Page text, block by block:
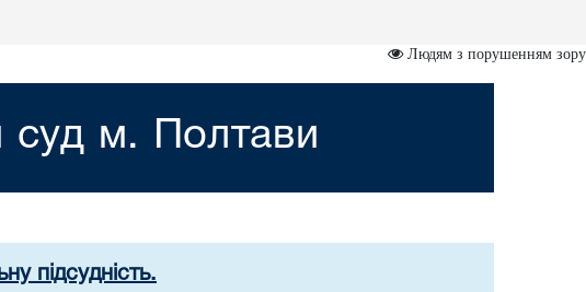
Людям з порушенням зору
суд м. Полтави
підсудність.